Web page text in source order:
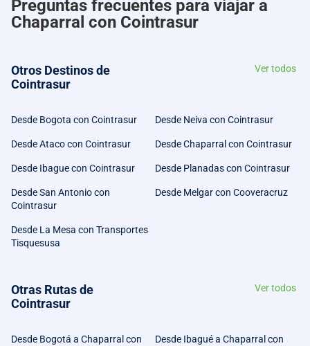
Preguntas frecuentes para viajar a
Chaparral con Cointrasur
Otros Destinos de
Cointrasur
Ver todos
Desde Bogota con Cointrasur Desde Neiva con Cointrasur
Desde Ataco con Cointrasur Desde Chaparral con Cointrasur
Desde Ibague con Cointrasur Desde Planadas con Cointrasur
Desde San Antonio con
Cointrasur
Desde Melgar con Cooveracruz
Desde La Mesa con Transportes
Tisquesusa
Otras Rutas de
Cointrasur
Ver todos
Desde Bogotá a Chaparral con
Desde Ibagué a Chaparral con